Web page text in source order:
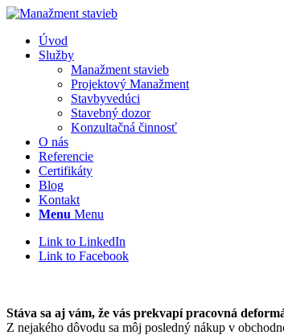
Úvod
Služby
Manažment stavieb
Projektový Manažment
Stavbyvedúci
Stavebný dozor
Konzultačná činnosť
O nás
Referencie
Certifikáty
Blog
Kontakt
Menu Menu
Link to LinkedIn
Link to Facebook
Stáva sa aj vám, že vás prekvapí pracovná
Z nejakého dôvodu sa môj posledný nákup v